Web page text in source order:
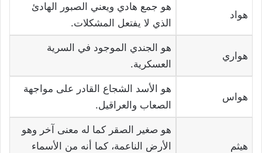
هواد
هو جمع هادي ويعني الصبور الهادئ
الذي لا يفتعل المشكلات.
هواري
هو الجندي الموجود في السرية
العسكرية.
هواس
هو الأسد الشجاع القادر على مواجهة
الصعاب والعراقيل.
هيثم
هو صغير الصقر كما له معنى آخر وهو
الأرض الناعمة، كما أنه من الأسماء